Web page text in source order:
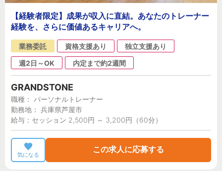
【経験者限定】成果が収入に直結。あなたのトレーナー
経験を、さらに価値あるキャリアへ。
業務委託 資格支援あり
独立支援あり
週2日～OK
内定まで約2週間
GRANDSTONE
職種： パーソナルトレーナー
勤務地： 兵庫県芦屋市
給与：セッション 2,500円 ～ 3,200円（60分）
気になる
この求人に応募する